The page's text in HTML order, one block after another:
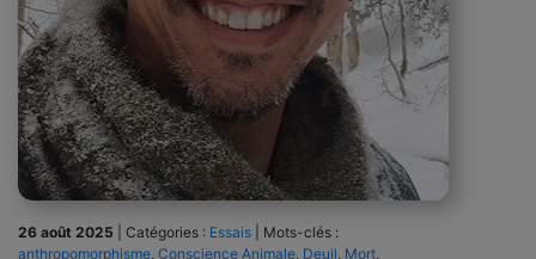
26 août 2025 Catégories : Essais
Mots-clés :
anthropomorphisme, Conscience Animale, Deuil, Mort,